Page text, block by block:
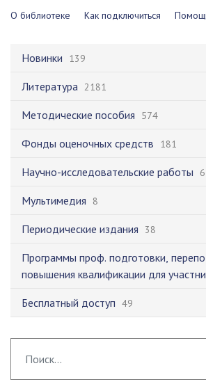
О библиотеке Как подключиться
Новинки 139
Литература 2181
Методические пособия 574
Фонды оценочных средств 181
Научно-исследовательские работы 6
Мультимедия 8
Периодические издания 38
Программы проф. подготовки,
повышения квалификации для
Бесплатный доступ 49